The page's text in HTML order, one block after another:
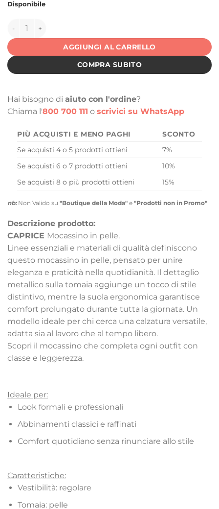
Disponibile
146905 quantità
AGGIUNGI AL CARRELLO
COMPRA SUBITO
Hai bisogno di aiuto con l'ordine?
Chiama l'800 700 111 o scrivici su WhatsApp
PIÙ ACQUISTI E MENO PAGHI
SCONTO
Se acquisti 4 o 5 prodotti ottieni
7%
Se acquisti 6 o 7 prodotti ottieni
10%
Se acquisti 8 o più prodotti ottieni
15%
nb:Non Valido su "Boutique della Moda" e "Prodotti non in Promo"
Descrizione prodotto:
CAPRICE Mocassino in pelle.
Linee essenziali e materiali di qualità definiscono
questo mocassino in pelle, pensato per unire
eleganza e praticità nella quotidianità. Il dettaglio
metallico sulla tomaia aggiunge un tocco di stile
distintivo, mentre la suola ergonomica garantisce
comfort prolungato durante tutta la giornata. Un
modello ideale per chi cerca una calzatura versatile,
adatta sia al lavoro che al tempo libero.
Scopri il mocassino che completa ogni outfit con
classe e leggerezza.
Ideale per:
Look formali e professionali
Abbinamenti classici e raffinati
Comfort quotidiano senza rinunciare allo stile
Caratteristiche:
Vestibilità: regolare
Tomaia: pelle